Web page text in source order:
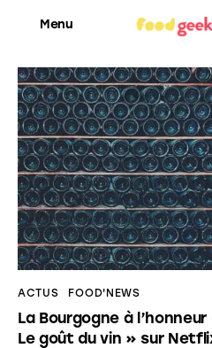
Menu
Food’News
Food’Com
Food’Art
Food’Event
Food’Life
ACTUS FOOD'NEWS
La Bourgogne à
Le goût du vin » sur